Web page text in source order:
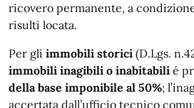
ricovero permanente, a
risulti locata.
Per gli immobili storici (D.Lgs.
immobili inagibili o inabitabili é
della base imponibile al 50%;
accertata dall’ufficio tecnico